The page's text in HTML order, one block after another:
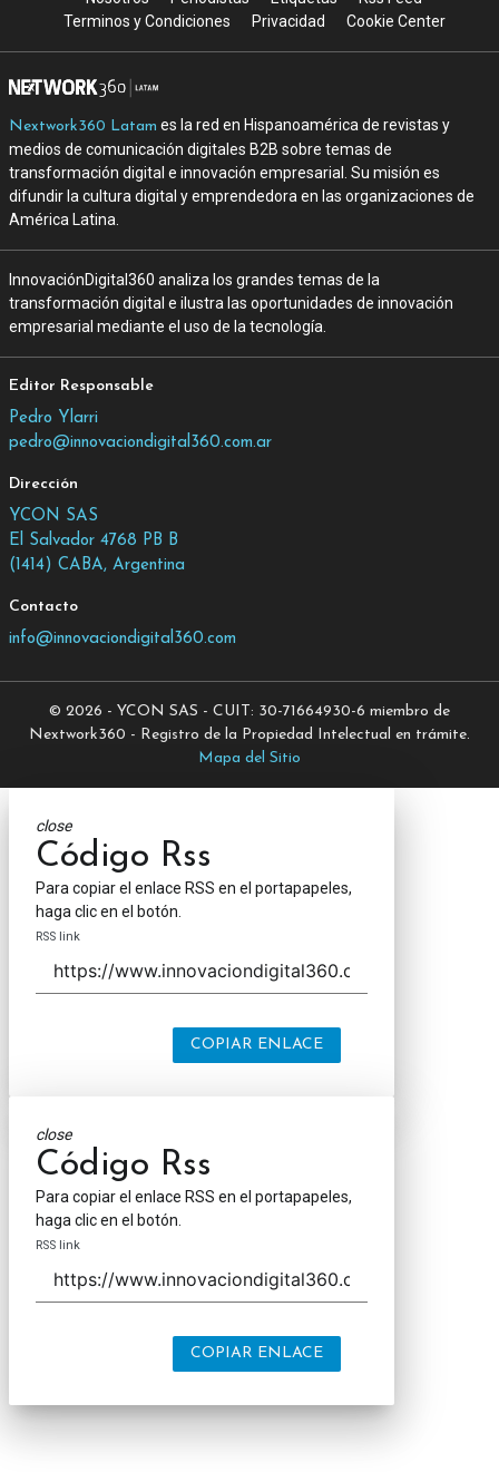
Terminos y Condiciones
Privacidad Cookie Center
Nextwork360 Latam es la red en Hispanoamérica de revistas y
medios de comunicación digitales B2B sobre temas de
transformación digital e innovación empresarial. Su misión es
difundir la cultura digital y emprendedora en las organizaciones de
América Latina.
InnovaciónDigital360 analiza los grandes temas de la
transformación digital e ilustra las oportunidades de innovación
empresarial mediante el uso de la tecnología.
Editor Responsable
Pedro Ylarri
pedro@innovaciondigital360.com.ar
Dirección
YCON SAS
El Salvador 4768 PB B
(1414) CABA, Argentina
Contacto
info@innovaciondigital360.com
© 2026 - YCON SAS - CUIT: 30-71664930-6 miembro de
Nextwork360 - Registro de la Propiedad Intelectual en trámite.
Mapa del Sitio
close
Código Rss
Para copiar el enlace RSS en el portapapeles,
haga clic en el botón.
RSS link
COPIAR ENLACE
close
Código Rss
Para copiar el enlace RSS en el portapapeles,
haga clic en el botón.
RSS link
COPIAR ENLACE